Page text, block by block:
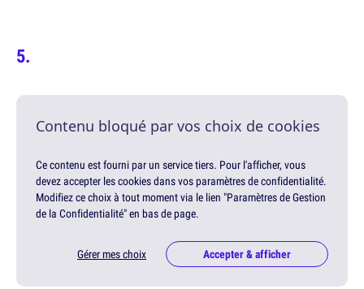
Contenu bloqué par vos choix de cookies
Ce contenu est fourni par un service tiers. Pour l'afficher, vous
devez accepter les cookies dans vos paramètres de confidentialité.
Modifiez ce choix à tout moment via le lien "Paramètres de Gestion
de la Confidentialité" en bas de page.
Gérer mes choix Accepter & afficher